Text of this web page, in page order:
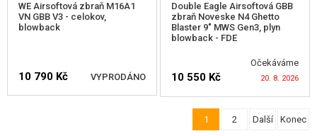
WE Airsoftová zbraň M16A1
VN GBB V3 - celokov,
blowback
10 790 Kč VYPRODÁNO
Double Eagle Airsoftová GBB
zbraň Noveske N4 Ghetto
Blaster 9" MWS Gen3, plyn
blowback - FDE
Očekáváme
10 550 Kč 20. 8. 2026
HLÍDAT DOSTUPNOST
1 2 Další Konec